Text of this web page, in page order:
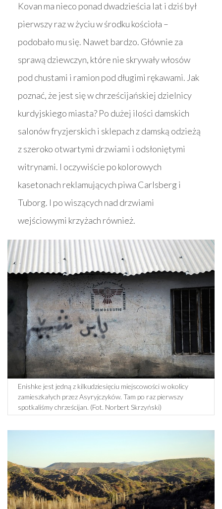
Kovan ma nieco ponad dwadzieścia lat i dziś był
pierwszy raz w życiu w środku kościoła –
podobało mu się. Nawet bardzo. Głównie za
sprawą dziewczyn, które nie skrywały włosów
pod chustami i ramion pod długimi rękawami. Jak
poznać, że jest się w chrześcijańskiej dzielnicy
kurdyjskiego miasta? Po dużej ilości damskich
salonów fryzjerskich i sklepach z damską odzieżą
z szeroko otwartymi drzwiami i odsłoniętymi
witrynami. I oczywiście po kolorowych
kasetonach reklamujących piwa Carlsberg i
Tuborg. I po wiszących nad drzwiami
wejściowymi krzyżach również.
Enishke jest jedną z kilkudziesięciu miejscowości w okolicy
zamieszkałych przez Asyryjczyków. Tam po raz pierwszy
spotkaliśmy chrześcijan. (Fot. Norbert Skrzyński)